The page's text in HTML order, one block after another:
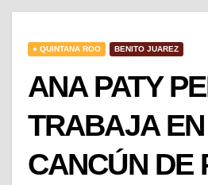
● QUINTANA ROO BENITO JUAREZ
ANA PATY
TRABAJA
CANCÚN DE